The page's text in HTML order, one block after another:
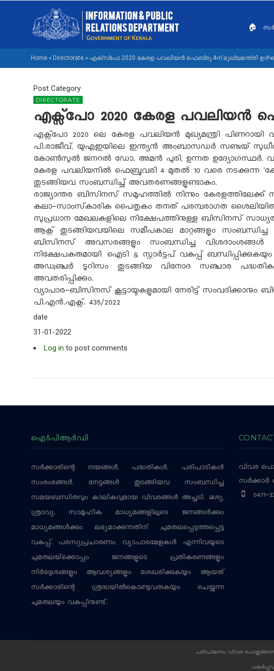
🏠
BREADCRUMB
Home » Directorate » എക്സ്പോ 2020 കേരള പവലിയൻ ഫെബ്രു.4ന് മുഖ്യമന്ത്രി
Post Category
DIRECTORATE
എക്സ്പോ 2020 കേരള പവലിയൻ
എക്സ്പോ 2020 ലെ കേരള പവലിയൻ മുഖ്യമന്ത്രി
പി.രാജീവ്, യുഎഇയിലെ ഇന്ത്യൻ അംബാസഡർ സഞ്ജയ്
കോൺസുൽ ജനറൽ ഡോ. അമൻ പുരി, ഉന്നത ഉദ്യോഗസ്ഥർ,
കേരള പവലിയനിൽ ഫെബ്രുവരി 4 മുതൽ 10 വരെ നടക്കുന്ന
തുടങ്ങിയവ സംബന്ധിച്ച് അവതരണങ്ങളുണ്ടാകും.
രാജ്യാന്തര ബിസിനസ് സമൂഹത്തിൽ നിന്നും കേരളത്തിലേക്ക്
കലാ-സാംസ്‌കാരിക പൈതൃകം തനത് പരമ്പരാഗത ശൈലിയിൽ
സുപ്രധാന മേഖലകളിലെ നിക്ഷേപത്തിനുള്ള ബിസിനസ്
ആക്റ്റ് തുടങ്ങിയവയിലെ സമീപകാല മാറ്റങ്ങളും
ബിസിനസ് അവസരങ്ങളും സംബന്ധിച്ച വിശദാംശങ്ങൾ
നിക്ഷേപകരുമായി ഐടി & സ്റ്റാർട്ടപ് വകുപ്പ്
അഡ്വഞ്ചർ ടൂറിസം തുടങ്ങിയ വിനോദ സഞ്ചാര
അവതരിപ്പിക്കും.
വ്യാപാര-ബിസിനസ് കൂട്ടായ്മകളുമായി നേരിട്ട് സംവദിക്കാനും
പി.എൻ.എക്സ്. 435/2022
date
31-01-2022
Log in to post comments
ഐ&പിആര്‍ഡി
സര്‍ക്കാരിന്റെ നയങ്ങള്‍, പദ്ധതികള്‍, പരിപാടികള്‍
സംരംഭങ്ങള്‍, നേട്ടങ്ങള്‍ തുടങ്ങിയവ സംബന്ധിച്ച
സമയബന്ധിതവും കാലികവുമായ വിവരങ്ങള്‍ അച്ചടി, ദൃശ്യ,
ശ്രാവ്യ, സാമൂഹിക മാധ്യമങ്ങളിലൂടെ ജനങ്ങള്‍ക്കും
മാധ്യമങ്ങള്‍ക്കും ലഭ്യമാക്കുന്നതിന് ചുമതലപ്പെടുത്തപ്പെട്ട
വകുപ്പ്. പരസ്യപ്രചാരണം, വ്യാപാരമേളകള്‍ എന്നിവയുടെ
ചുമതലയ്‌ക്കൊപ്പം ജനങ്ങളുടെ പ്രതികരണങ്ങളും
നിര്‍ദ്ദേശങ്ങളും ആവശ്യങ്ങളും ശേഖരിക്കുകയും ആയത്
സര്‍ക്കാരിന്റെ ശ്രദ്ധയില്‍കൊണ്ടുവരുകയും ചെയ്യുന്ന
ചുമതലയും വകുപ്പിനുണ്ട്.
വിവര
സര്‍ക്കാര്‍
0471-
പരിപാലനം: വിവര